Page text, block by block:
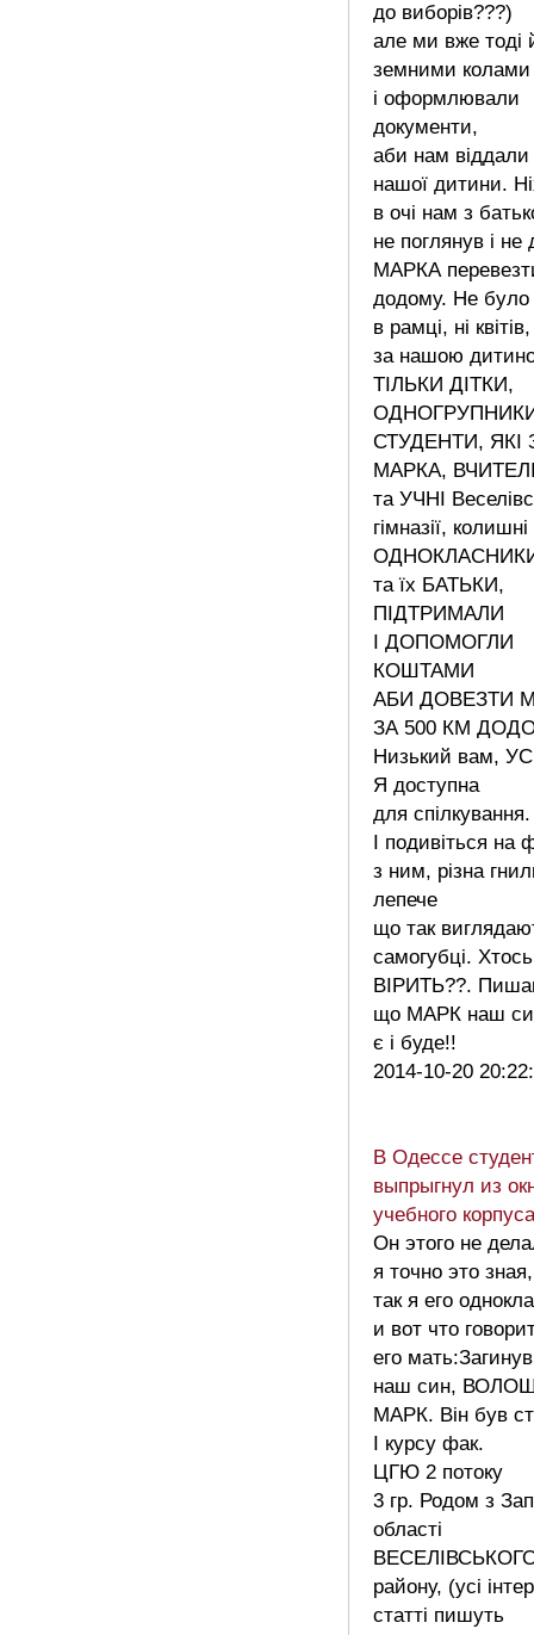
до виборів???)
але ми вже тоді
земними колами
і оформлювали
документи,
аби нам віддали
нашої дитини.
в очі нам з
не поглянув і не
МАРКА
додому. Не було
в рамці, ні
за нашою
ТІЛЬКИ ДІТКИ,
СТУДЕНТИ, ЯКІ
МАРКА,
та УЧНІ
гімназії, колишні
та їх БАТЬКИ,
ПІДТРИМАЛИ
І ДОПОМОГЛИ
КОШТАМИ
АБИ ДОВЕЗТИ
ЗА 500 КМ
Низький вам,
Я доступна
для спілкування.
І подивіться на
з ним, різна
лепече
що так
самогубці.
ВІРИТЬ??.
що МАРК наш
є і буде!!
2014-10-20
В Одессе
выпрыгнул из
учебного корпуса
Он этого не
я точно это зная,
так я его
и вот что
его мать:Загинув
наш син,
МАРК. Він був
І курсу фак.
ЦГЮ 2 потоку
3 гр. Родом з
області
району, (усі
статті пишуть